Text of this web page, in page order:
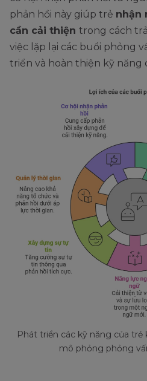
phản hồi này giúp trẻ nhận
cần cải thiện trong cách
việc lặp lại các buổi phỏng
triển và hoàn thiện kỹ năng
Phát triển các kỹ năng của
mô phỏng phỏng